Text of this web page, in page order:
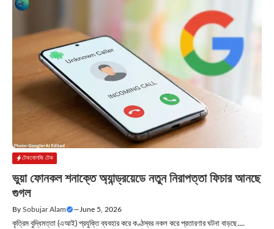
টেকনোলজি টেক
ভুয়া ফোনকল শনাক্তে অ্যান্ড্রয়েডে নতুন নিরাপত্তা ফিচার আনছে
গুগল
By Sobujar Alam — June 5, 2026
কৃত্রিম বুদ্ধিমত্তা (এআই) প্রযুক্তি ব্যবহার করে কণ্ঠস্বর নকল করে প্রতারণার ঘটনা বাড়ছে....